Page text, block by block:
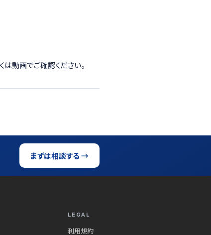
動画でご確認ください。
まずは相談する →
LEGAL
利用規約